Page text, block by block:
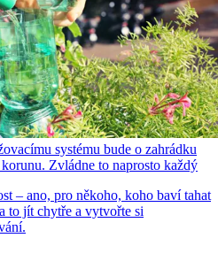
systému bude o zahrádku
Zvládne to naprosto každý
– ano, pro někoho, koho baví tahat
to jít chytře a vytvořte si